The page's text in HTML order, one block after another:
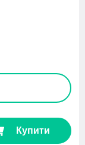
Купити